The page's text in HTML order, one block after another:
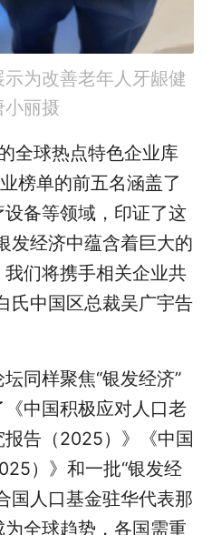
为改善老年人牙龈健
小丽摄
全球热点特色企业库
榜单的前五名涵盖了
备等领域，印证了这
发经济中蕴含着巨大的
们将携手相关企业共
氏中国区总裁吴广宇告
同样聚焦“银发经济”
中国积极应对人口老
告（2025）》《中国
）》和一批“银发经
国人口基金驻华代表那
全球趋势，各国需重